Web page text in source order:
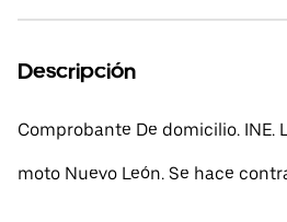
Descripción
Comprobante De domicilio. INE.
moto Nuevo León. Se hace